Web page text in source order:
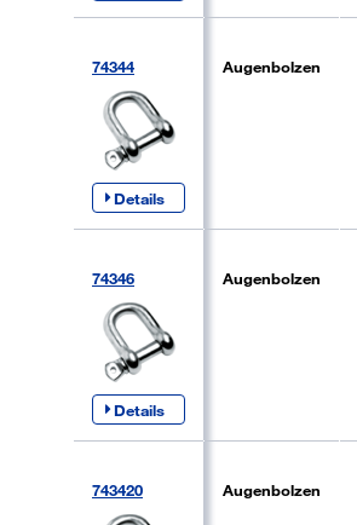
74344
Details
Augenbolzen
74346
Details
Augenbolzen
743420 Augenbolzen